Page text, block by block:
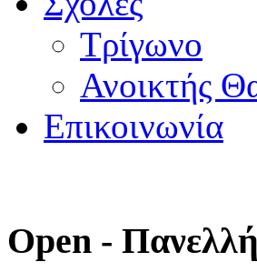
Τρίγωνο
Ανοικτής
Επικοινωνία
Open -